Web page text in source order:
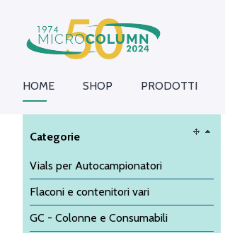
HOME SHOP PRODOTTI
Categorie
Vials per Autocampionatori
Flaconi e contenitori vari
GC - Colonne e Consumabili